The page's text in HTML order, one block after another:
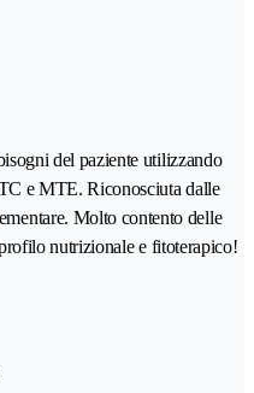
del paziente utilizzando
e MTE. Riconosciuta dalle
Molto contento delle
nutrizionale e fitoterapico!